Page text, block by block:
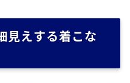
見えする着こな